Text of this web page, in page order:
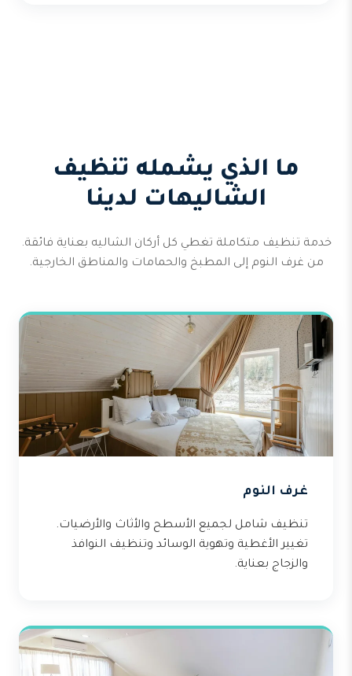
ما الذي يشمله تنظيف
الشاليهات لدينا
خدمة تنظيف متكاملة تغطي كل أركان الشاليه بعناية فائقة.
من غرف النوم إلى المطبخ والحمامات والمناطق الخارجية.
غرف النوم
تنظيف شامل لجميع الأسطح والأثاث والأرضيات.
تغيير الأغطية وتهوية الوسائد وتنظيف النوافذ
والزجاج بعناية.